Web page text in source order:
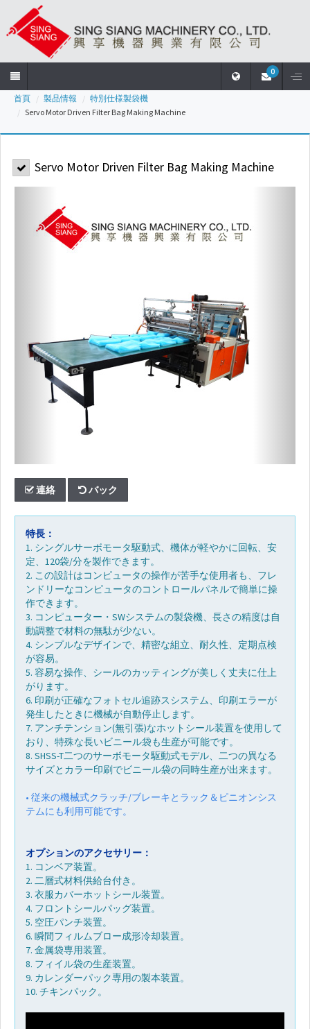
0
社
Video
首頁 製品情報
特別仕様製袋機
Servo Motor Driven Filter Bag Making Machine
Servo Motor Driven Filter Bag Making Machine
連絡 バック
特長：
1. シングルサーボモータ駆動式、機体が軽やかに回転、安
定、120袋/分を製作できます。
2. この設計はコンピュータの操作が苦手な使用者も、フレ
ンドリーなコンピュータのコントロールパネルで簡単に操
作できます。
3. コンピューター・SWシステムの製袋機、長さの精度は自
動調整で材料の無駄が少ない。
4. シンプルなデザインで、精密な組立、耐久性、定期点検
が容易。
5. 容易な操作、シールのカッティングが美しく丈夫に仕上
がります。
6. 印刷が正確なフォトセル追跡スシステム、印刷エラーが
発生したときに機械が自動停止します。
7. アンチテンション(無引張)なホットシール装置を使用して
おり、特殊な長いビニール袋も生産が可能です。
8. SHSS-T二つのサーボモータ駆動式モデル、二つの異なる
サイズとカラー印刷でビニール袋の同時生産が出来ます。
• 従来の機械式クラッチ/ブレーキとラック＆ピニオンシス
テムにも利用可能です。
オプションのアクセサリー：
1. コンベア装置。
2. 二層式材料供給台付き。
3. 衣服カバーホットシール装置。
4. フロントシールパッグ装置。
5. 空圧パンチ装置。
6. 瞬間フィルムブロー成形冷却装置。
7. 金属袋専用装置。
8. フィイル袋の生産装置。
9. カレンダーパック専用の製本装置。
10. チキンパック。